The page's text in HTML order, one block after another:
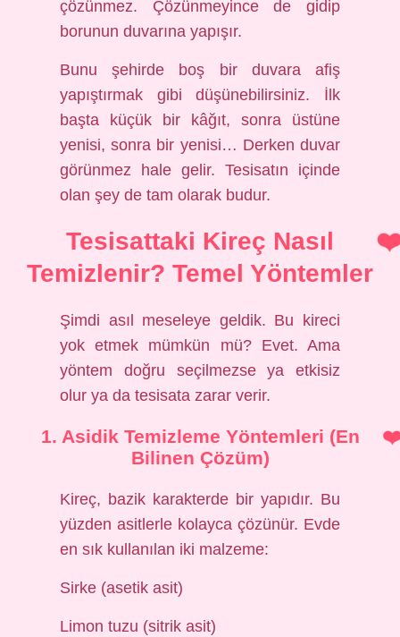
çözünmez. Çözünmeyince de gidip
borunun duvarına yapışır.
Bunu şehirde boş bir duvara afiş
yapıştırmak gibi düşünebilirsiniz. İlk
başta küçük bir kâğıt, sonra üstüne
yenisi, sonra bir yenisi… Derken duvar
görünmez hale gelir. Tesisatın içinde
olan şey de tam olarak budur.
Tesisattaki Kireç Nasıl
Temizlenir? Temel Yöntemler
Şimdi asıl meseleye geldik. Bu kireci
yok etmek mümkün mü? Evet. Ama
yöntem doğru seçilmezse ya etkisiz
olur ya da tesisata zarar verir.
1. Asidik Temizleme Yöntemleri (En
Bilinen Çözüm)
Kireç, bazik karakterde bir yapıdır. Bu
yüzden asitlerle kolayca çözünür. Evde
en sık kullanılan iki malzeme:
Sirke (asetik asit)
Limon tuzu (sitrik asit)